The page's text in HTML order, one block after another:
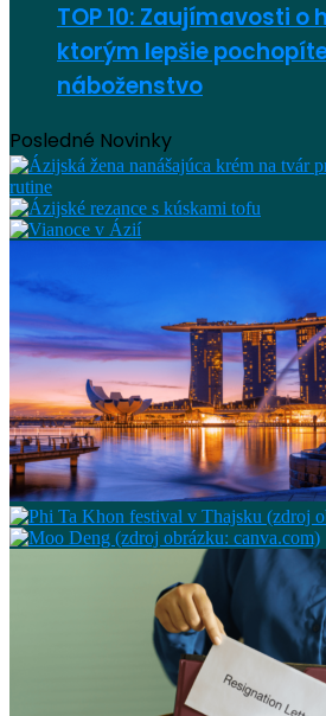
TOP 10: Zaujímavosti
ktorým lepšie
náboženstvo
Posledné Novinky